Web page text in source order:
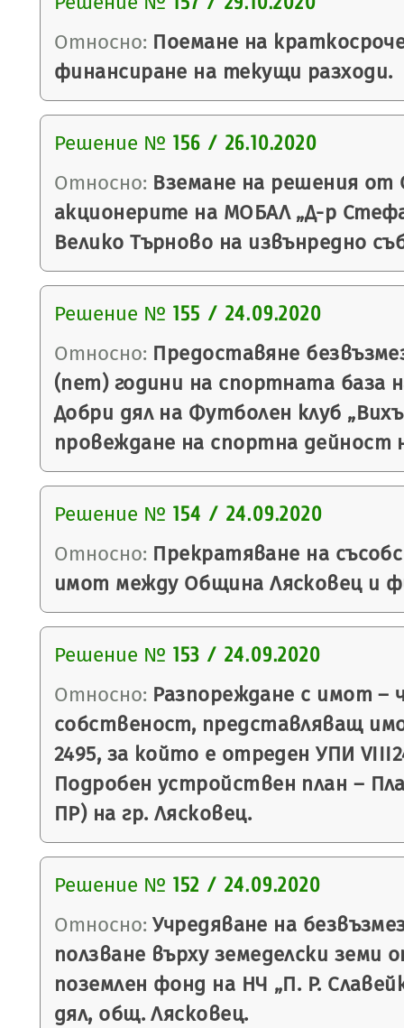
Относно: Поемане на
финансиране на текущи разходи.
Решение № 156 / 26.10.2020
Относно: Вземане на решения
акционерите на МОБАЛ „Д-р
Велико Търново на извънредно
Решение № 155 / 24.09.2020
Относно: Предоставяне
(пет) години на спортната база
Добри дял на Футболен клуб
провеждане на спортна дейност
Решение № 154 / 24.09.2020
Относно: Прекратяване на
имот между Община Лясковец и
Решение № 153 / 24.09.2020
Относно: Разпореждане с имот –
собственост, представляващ
2495, за който е отреден УПИ
Подробен устройствен план –
ПР) на гр. Лясковец.
Решение № 152 / 24.09.2020
Относно: Учредяване на
ползване върху земеделски земи
поземлен фонд на НЧ „П. Р.
дял, общ. Лясковец.